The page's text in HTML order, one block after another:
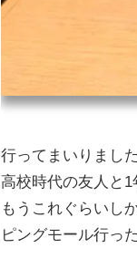
行ってまいりまし
高校時代の友人と1
もうこれぐらいし
ピングモール行っ